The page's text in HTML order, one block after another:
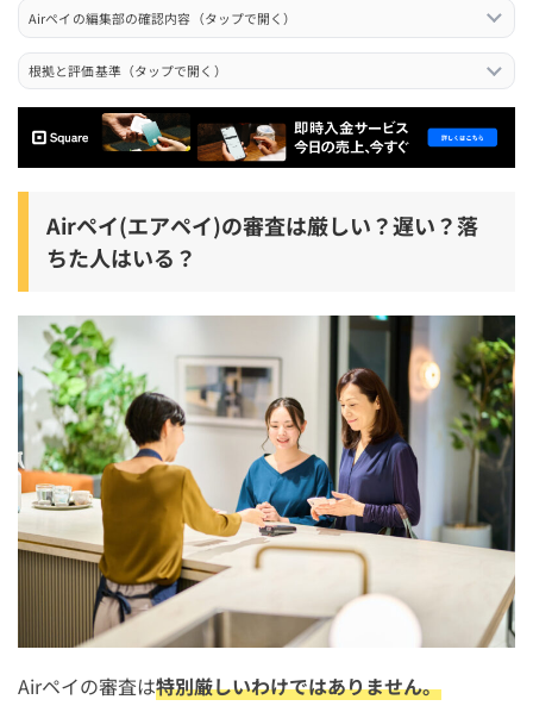
1. 公式サイトから申し込み(約10~20分)
2. 審査(約3日)
3. 端末・周辺機器の配送(約2~4日)
4. 初期設定(約10~20分)
Airペイ(エアペイ)の審査期間
Airペイ(エアペイ)の審査開始から利用開始までは1~2週間
全決済ブランドの審査が終わるまでは1~2ヶ月
Airペイ(エアペイ)の審査期間は長い？他の決済代行サー
ビスと日数を比較
Airペイ(エアペイ)の審査申し込みに必要な書類・アップ
ロード方法
Airペイ(エアペイ)の審査に落ちた人必見！審査通過のコ
1. ホームページやGoogleマップ、食べログのページを用
意する
Airペイの編集部の確認内容（タップで開く）
根拠と評価基準（タップで開く）
Airペイ(エアペイ)の審査は厳しい？遅い？落
ちた人はいる？
Airペイの審査は特別厳しいわけではありません。